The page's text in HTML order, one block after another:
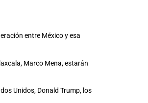
entre México y esa
Marco Mena, estarán
Unidos, Donald Trump, los